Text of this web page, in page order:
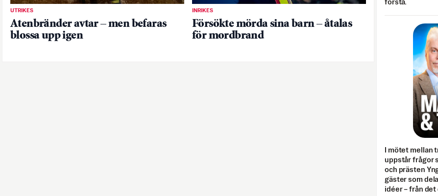
UTRIKES
Atenbränder avtar – men befaras
blossa upp igen
INRIKES
Försökte mörda sina barn – åtalas
för mordbrand
förstå.
I mötet mellan
uppstår frågor
och prästen
gäster som
idéer – från